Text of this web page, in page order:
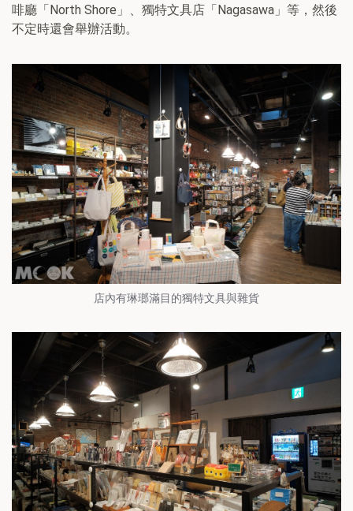
啡廳「North Shore」、獨特文具店「Nagasawa」等，然後
不定時還會舉辦活動。
店內有琳瑯滿目的獨特文具與雜貨